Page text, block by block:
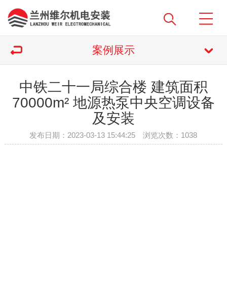
案例展示
中铁二十一局综合楼 建筑面积
70000m² 地源热泵中央空调设备
及安装
发布日期：2023-03-13 15:44:25 浏览次数： 1038